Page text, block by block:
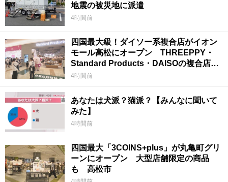
地震の被災地に派遣
4時間前
四国最大級！ダイソー系複合店がイオン
モール高松にオープン THREEPPY・
Standard Products・DAISOの複合店は
香川県初
4時間前
あなたは犬派？猫派？【みんなに聞いて
みた】
4時間前
四国最大「3COINS+plus」が丸亀町グリ
ーンにオープン 大型店舗限定の商品
も 高松市